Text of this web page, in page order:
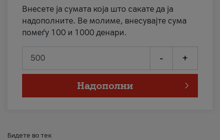
Внесете ја сумата која што сакате да ја
надополните. Ве молиме, внесувајте сума
помеѓу 100 и 1000 денари.
- +
Надополни
Бидете во тек